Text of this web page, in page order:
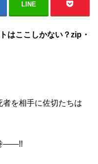
LINE
はここしかない？zip・
を相手に佐切たちは
――!!